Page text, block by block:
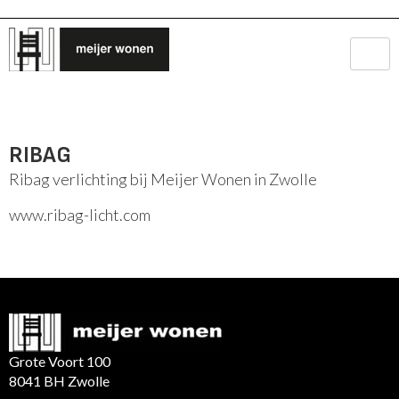
RIBAG
Ribag verlichting bij Meijer Wonen in Zwolle
www.ribag-licht.com
Grote Voort 100
8041 BH Zwolle